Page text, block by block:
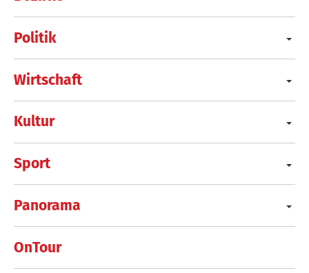
Politik
Wirtschaft
Kultur
Sport
Panorama
OnTour